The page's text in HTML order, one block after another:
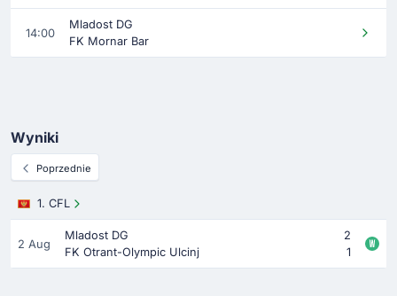
14:00
Mladost DG
FK Mornar Bar
Wyniki
Poprzednie
1. CFL
2 Aug
Mladost DG
2
FK Otrant-Olympic Ulcinj
1